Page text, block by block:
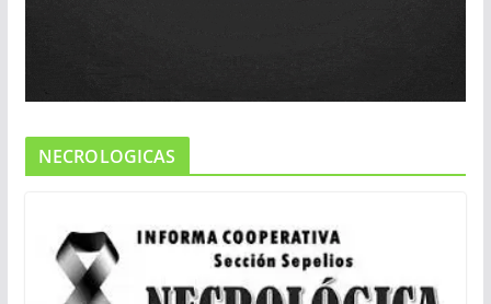
NECROLOGICAS